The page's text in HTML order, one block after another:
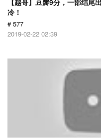
【越哥】豆瓣9分，一部结尾
冷！
# 577
2019-02-22 02:39